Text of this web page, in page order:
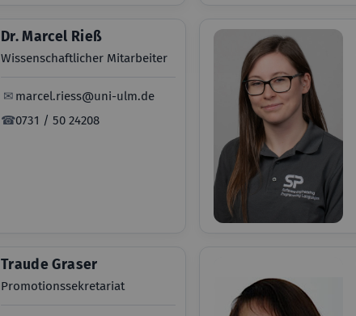
Dr. Marcel Rieß
Wissenschaftlicher Mitarbeiter
✉ marcel.riess@uni-ulm.de
☎0731 / 50 24208
Traude Graser
Promotionssekretariat